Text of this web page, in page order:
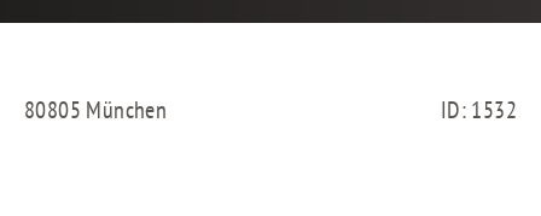
80805 München ID: 1532